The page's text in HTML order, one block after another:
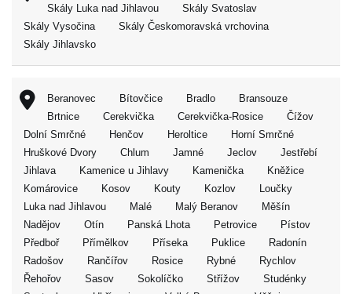
Skály Luka nad Jihlavou
Skály Svatoslav
Skály Vysočina
Skály Českomoravská vrchovina
Skály Jihlavsko
Beranovec Bítovčice Bradlo
Bransouze
Brtnice
Cerekvička Cerekvička-Rosice
Čížov
Dolní Smrčné
Henčov Heroltice
Horní Smrčné
Hruškové Dvory
Chlum Jamné Jeclov
Jestřebí
Jihlava
Kamenice u Jihlavy Kamenička
Kněžice
Komárovice
Kosov Kouty Kozlov
Loučky
Luka nad Jihlavou
Malé Malý Beranov
Měšín
Nadějov
Otín Panská Lhota Petrovice
Pístov
Předboř
Přímělkov Příseka Puklice
Radonín
Radošov
Rančířov Rosice Rybné
Rychlov
Řehořov
Sasov Sokolíčko Střížov
Studénky